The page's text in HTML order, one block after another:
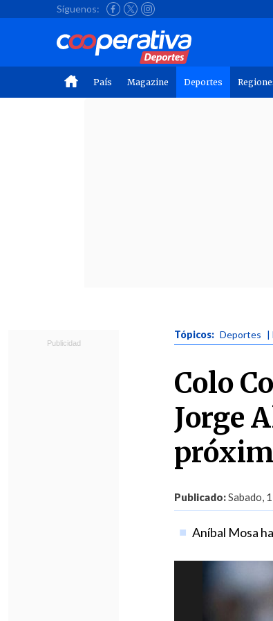
Síguenos:
País Magazine Deportes
Tópicos: Deportes |
Colo
Jorge
Publicado:Sabado,
Aníbal Mosa